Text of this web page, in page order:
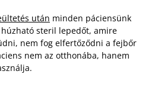
után minden páciensünk
steril lepedőt, amire
nem fog elfertőződni a fejbőr
nem az otthonába, hanem